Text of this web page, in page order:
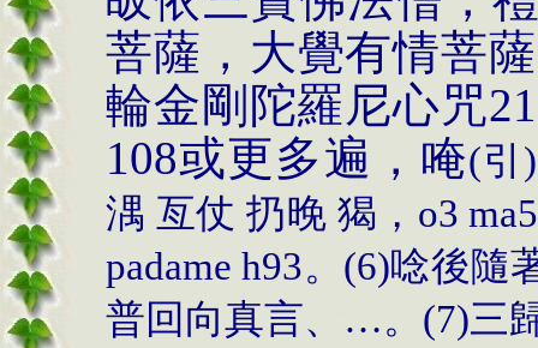
菩薩，大覺有情菩
輪金剛陀羅尼心咒21
108或更多遍， 唵(引 )
湡 亙仗 扔晚 猲 ， o3 m
padame h93。 (6)唸後隨
普回向真言、…。 (7)三